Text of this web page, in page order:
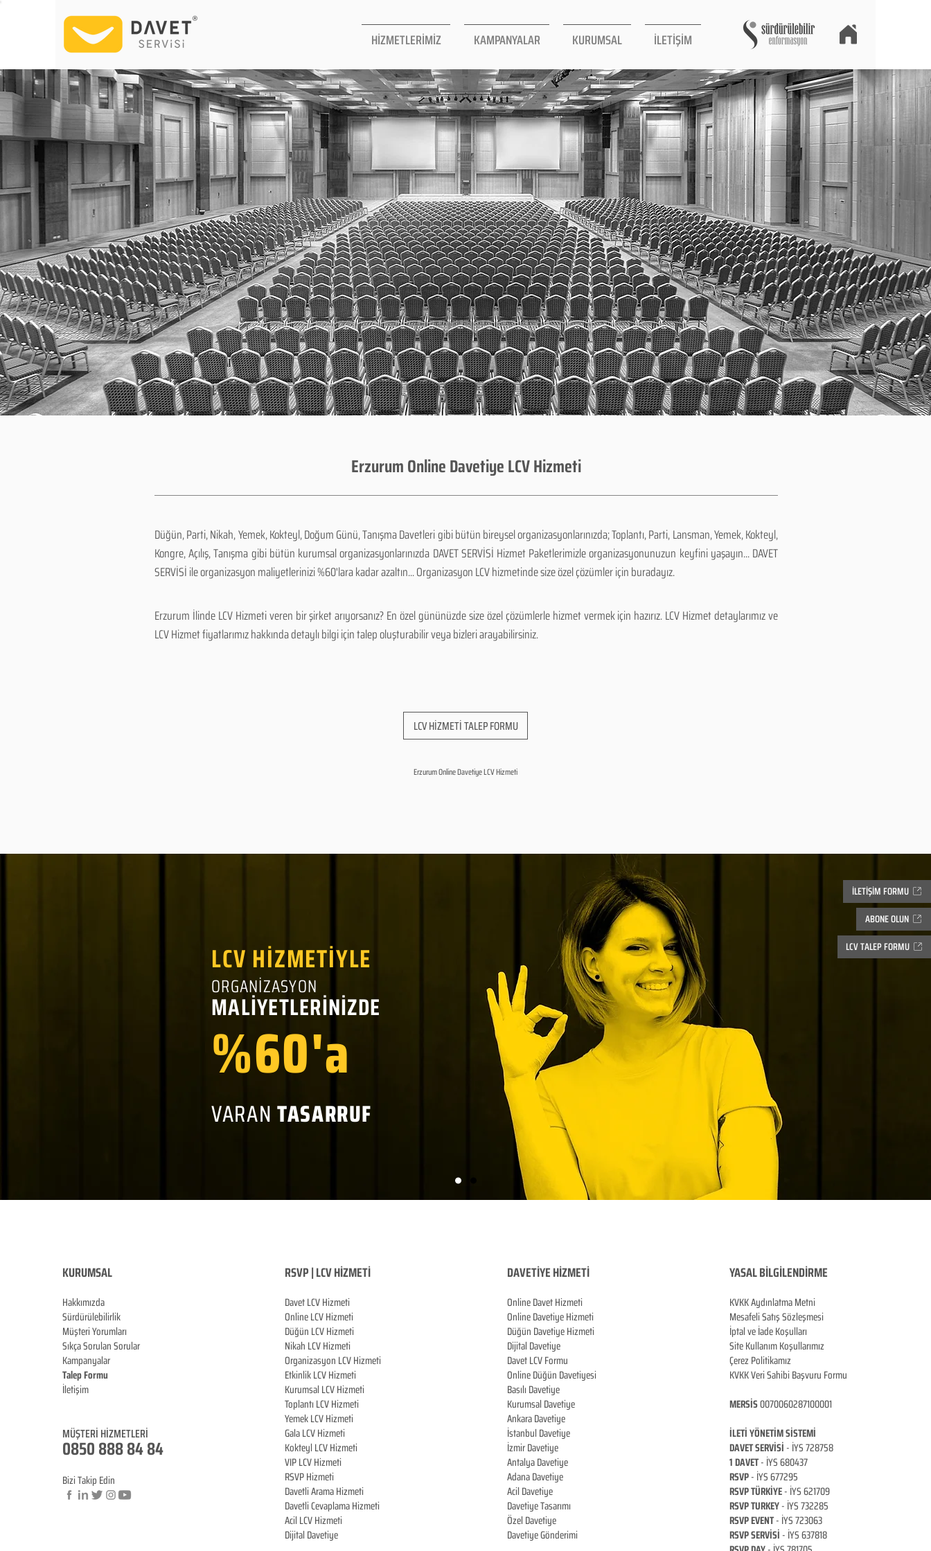
HİZMETLERİMİZ KAMPANYALAR KURUMSAL İLETİŞİM
ABONE OLUN
LCV TALEP FORMU
İLETİŞİM FORMU
Erzurum Online Davetiye LCV Hizmeti
Düğün, Parti, Nikah, Yemek, Kokteyl, Doğum Günü, Tanışma Davetleri gibi bütün bireysel organizasyonlarınızda; Toplantı, Parti, Lansman, Yemek, Kokteyl,
Kongre, Açılış, Tanışma gibi bütün kurumsal organizasyonlarınızda DAVET SERVİSİ Hizmet Paketlerimizle organizasyonunuzun keyfini yaşayın... DAVET
SERVİSİ ile organizasyon maliyetlerinizi %60'lara kadar azaltın... Organizasyon LCV hizmetinde size özel çözümler için buradayız.
Erzurum İlinde LCV Hizmeti veren bir şirket arıyorsanız? En özel gününüzde size özel çözümlerle hizmet vermek için hazırız. LCV Hizmet detaylarımız ve
LCV Hizmet fiyatlarımız hakkında detaylı bilgi için talep oluşturabilir veya bizleri arayabilirsiniz.
LCV HİZMETİ TALEP FORMU
Erzurum Online Davetiye LCV Hizmeti
LCV HİZMETİYLE
ORGANİZASYON
MALİYETLERİNİZDE
%60'a
VARANTASARRUF
KURUMSAL
Hakkımızda
Sürdürülebilirlik
Müşteri Yorumları
Sıkça Sorulan Sorular
Kampanyalar
Talep Formu
İletişim
MÜŞTERİ HİZMETLERİ
0850 888 84 84
Bizi Takip Edin
RSVP | LCV HİZMETİ
Davet LCV Hizmeti
Online LCV Hizmeti
Düğün LCV Hizmeti
Nikah LCV Hizmeti
Organizasyon LCV Hizmeti
Etkinlik LCV Hizmeti
Kurumsal LCV Hizmeti
Toplantı LCV Hizmeti
Yemek LCV Hizmeti
Gala LCV Hizmeti
Kokteyl LCV Hizmeti
VIP LCV Hizmeti
RSVP Hizmeti
Davetli Arama Hizmeti
Davetli Cevaplama Hizmeti
Acil LCV Hizmeti
Dijital Davetiye
DAVETİYE HİZMETİ
Online Davet Hizmeti
Online Davetiye Hizmeti
Düğün Davetiye Hizmeti
Dijital Davetiye
Davet LCV Formu
Online Düğün Davetiyesi
Basılı Davetiye
Kurumsal Davetiye
Ankara Davetiye
İstanbul Davetiye
İzmir Davetiye
Antalya Davetiye
Adana Davetiye
Acil Davetiye
Davetiye Tasarımı
Özel Davetiye
Davetiye Gönderimi
YASAL BİLGİLENDİRME
KVKK Aydınlatma Metni
Mesafeli Satış Sözleşmesi
İptal ve İade Koşulları
Site Kullanım Koşullarımız
Çerez Politikamız
KVKK Veri Sahibi Başvuru Formu
MERSİS0070060287100001
İLETİ YÖNETİM SİSTEMİ
DAVET SERVİSİ- İYS 728758
1 DAVET- İYS 680437
RSVP- İYS 677295
RSVP TÜRKİYE- İYS 621709
RSVP TURKEY- İYS 732285
RSVP EVENT- İYS 723063
RSVP SERVİSİ- İYS 637818